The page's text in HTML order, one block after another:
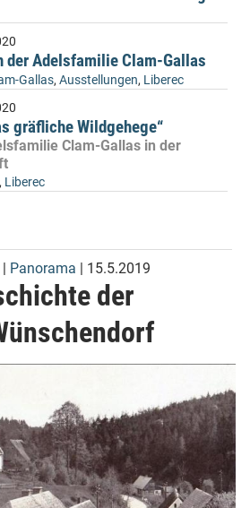
der Adelsfamilie Clam-Gallas
Gallas, Ausstellungen, Liberec
gräfliche Wildgehege“
Clam-Gallas in der
, Liberec
| Panorama | 15.5.2019
der